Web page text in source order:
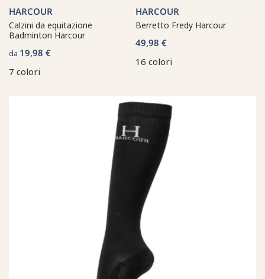
HARCOUR
Calzini da equitazione
Badminton Harcour
da 19,98 €
7 colori
HARCOUR
Berretto Fredy Harcour
49,98 €
16 colori